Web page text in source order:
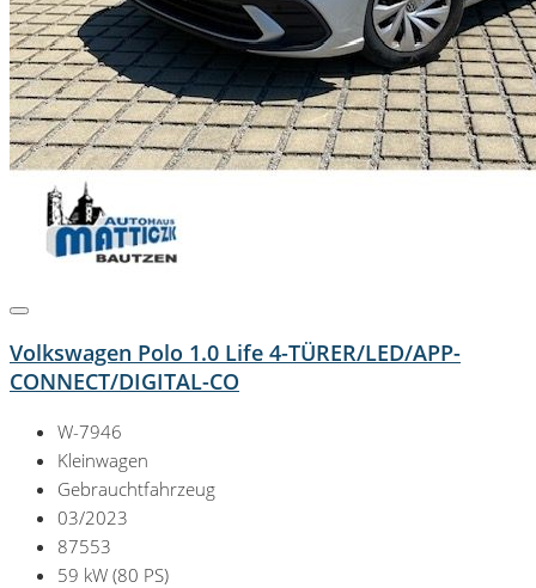
Volkswagen Polo 1.0 Life 4-TÜRER/LED/APP-
CONNECT/DIGITAL-CO
W-7946
Kleinwagen
Gebrauchtfahrzeug
03/2023
87553
59 kW (80 PS)